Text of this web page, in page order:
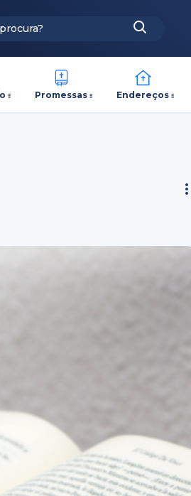
Promessas Endereços